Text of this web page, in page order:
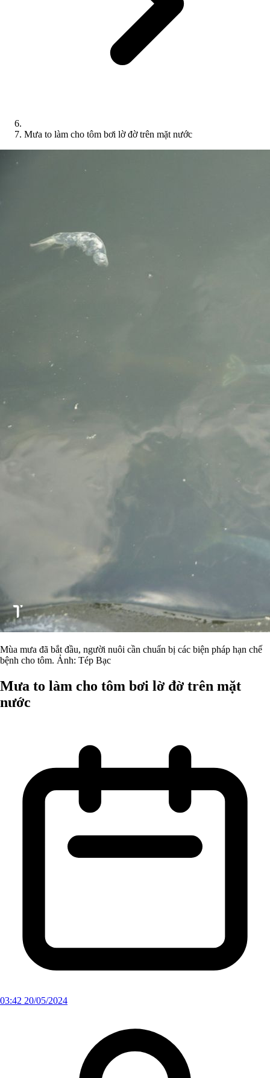
Mưa to làm cho tôm bơi lờ đờ trên mặt nước
Mùa mưa đã bắt đầu, người nuôi cần chuẩn bị các biện pháp hạn chế
bệnh cho tôm. Ảnh: Tép Bạc
Mưa to làm cho tôm bơi lờ đờ trên mặt
nước
03:42 20/05/2024